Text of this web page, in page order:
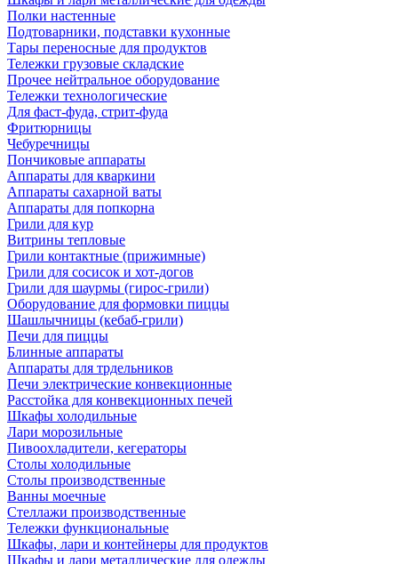
Полки настенные
Подтоварники, подставки кухонные
Тары переносные для продуктов
Тележки грузовые складские
Прочее нейтральное оборудование
Тележки технологические
Для фаст-фуда, стрит-фуда
Фритюрницы
Чебуречницы
Пончиковые аппараты
Аппараты для кваркини
Аппараты сахарной ваты
Аппараты для попкорна
Грили для кур
Витрины тепловые
Грили контактные (прижимные)
Грили для сосисок и хот-догов
Грили для шаурмы (гирос-грили)
Оборудование для формовки пиццы
Шашлычницы (кебаб-грили)
Печи для пиццы
Блинные аппараты
Аппараты для трдельников
Печи электрические конвекционные
Расстойка для конвекционных печей
Шкафы холодильные
Лари морозильные
Пивоохладители, кегераторы
Столы холодильные
Столы производственные
Ванны моечные
Стеллажи производственные
Тележки функциональные
Шкафы, лари и контейнеры для продуктов
Шкафы и лари металлические для одежды